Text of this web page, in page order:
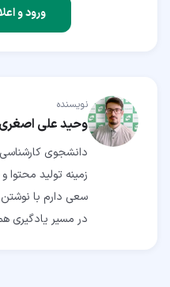
ورود و
نویسنده
وحید علی اصغری
زمینه تولید
سعی دارم با
در مسیر یادگیری